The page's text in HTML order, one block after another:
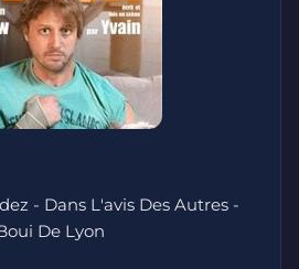
- Dans L'avis Des Autres -
De Lyon